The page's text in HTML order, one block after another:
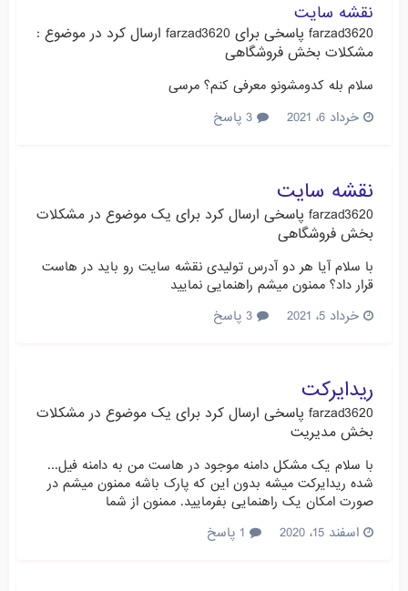
نقشه سایت
farzad3620 پاسخی برای farzad3620 ارسال کرد در موضوع :
مشکلات بخش فروشگاهی
سلام بله کدومشونو معرفی کنم؟ مرسی
خرداد 6، 2021
نقشه سایت
farzad3620 پاسخی ارسال کرد برای یک موضوع در مشکلات
بخش فروشگاهی
با سلام آیا هر دو آدرس تولیدی نقشه سایت رو باید در هاست
قرار داد؟ ممنون میشم راهنمایی نمایید
خرداد 5، 2021
ریدایرکت
farzad3620 پاسخی ارسال کرد برای یک موضوع در مشکلات
بخش مدیریت
با سلام یک مشکل دامنه موجود در هاست من به دامنه فیل...
شده ریدایرکت میشه بدون این که پارک باشه ممنون میشم در
صورت امکان یک راهنمایی بفرمایید. ممنون از شما
اسفند 15، 2020